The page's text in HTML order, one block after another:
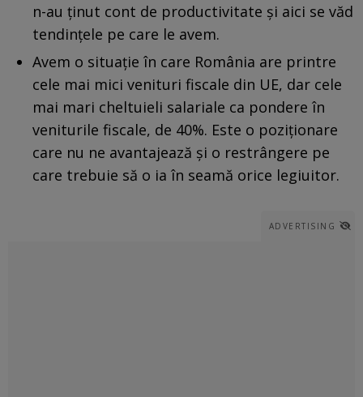
n-au ţinut cont de productivitate şi aici se văd
tendinţele pe care le avem.
Avem o situație în care România are printre
cele mai mici venituri fiscale din UE, dar cele
mai mari cheltuieli salariale ca pondere în
veniturile fiscale, de 40%. Este o poziționare
care nu ne avantajează și o restrângere pe
care trebuie să o ia în seamă orice legiuitor.
ADVERTISING